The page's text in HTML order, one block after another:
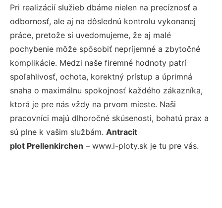
Pri realizácií služieb dbáme nielen na precíznosť a
odbornosť, ale aj na dôslednú kontrolu vykonanej
práce, pretože si uvedomujeme, že aj malé
pochybenie môže spôsobiť nepríjemné a zbytočné
komplikácie. Medzi naše firemné hodnoty patrí
spoľahlivosť, ochota, korektný prístup a úprimná
snaha o maximálnu spokojnosť každého zákazníka,
ktorá je pre nás vždy na prvom mieste. Naši
pracovníci majú dlhoročné skúsenosti, bohatú prax a
sú plne k vašim službám. Antracit
plot Prellenkirchen – www.i-ploty.sk je tu pre vás.